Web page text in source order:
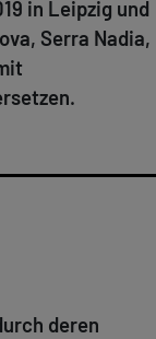
in Leipzig und
Serra Nadia,
deren